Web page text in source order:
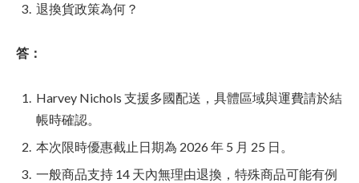
退換貨政策為何？
答：
Harvey Nichols 支援多國配送，具體區域與運費請於結
帳時確認。
本次限時優惠截止日期為 2026 年 5 月 25 日。
一般商品支持 14 天內無理由退換，特殊商品可能有例